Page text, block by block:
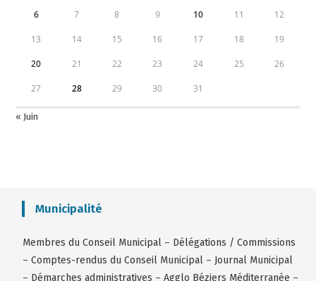
6 7 8 9 10 11 12
13 14 15 16 17 18 19
20 21 22 23 24 25 26
27 28 29 30 31
« Juin
Municipalité
Membres du Conseil Municipal – Délégations / Commissions
–Comptes-rendus du Conseil Municipal – Journal Municipal
– Démarches administratives –Agglo Béziers Méditerranée –